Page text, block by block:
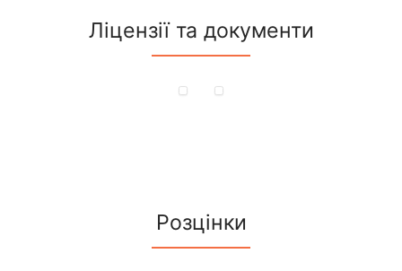
Ліцензії та документи
Розцінки